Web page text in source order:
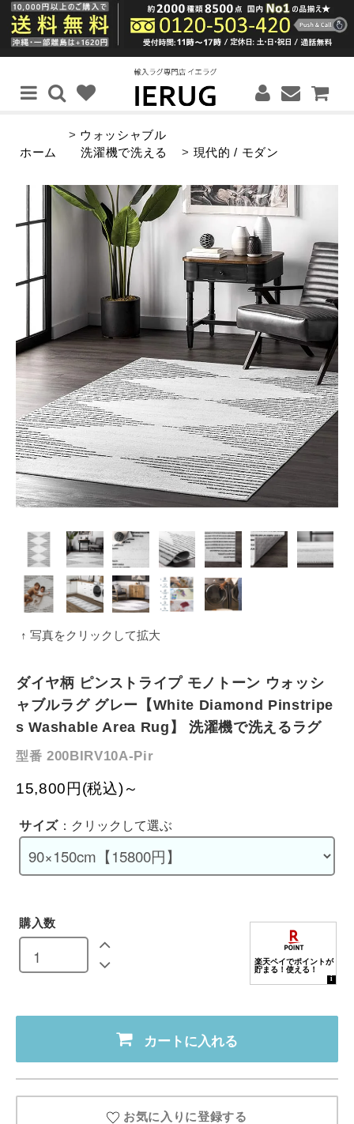
ホーム
> ウォッシャブル
洗濯機で洗える
> 現代的 / モダン
↑ 写真をクリックして拡大
ダイヤ柄 ピンストライプ モノトーン ウォッシ
ャブルラグ グレー【White Diamond Pinstripe
s Washable Area Rug】 洗濯機で洗えるラグ
型番 200BIRV10A-Pir
15,800円(税込)～
サイズ ：クリックして選ぶ
購入数
カートに入れる
お気に入りに登録する